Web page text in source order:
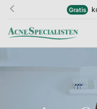
konsultation